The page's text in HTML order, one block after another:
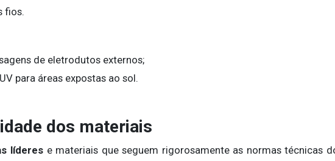
fios.
de eletrodutos externos;
para áreas expostas ao sol.
dos materiais
líderese materiais que seguem rigorosamente as normas técnicas